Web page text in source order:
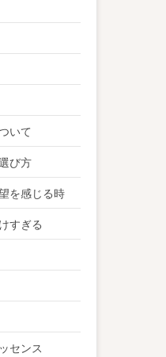
いて
び方
を感じる時
すぎる
センス